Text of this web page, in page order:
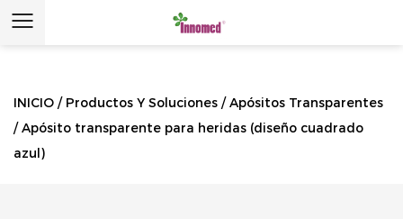
INICIO / Productos Y Soluciones /Apósitos Transparentes
/Apósito transparente para heridas (diseño cuadrado
azul)